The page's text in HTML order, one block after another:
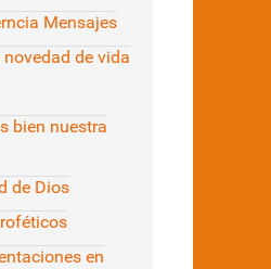
Mensajes
de vida
bien nuestra
de Dios
en